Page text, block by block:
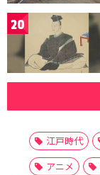
20
江戸時代
アニメ